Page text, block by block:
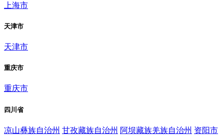
上海市
天津市
天津市
重庆市
重庆市
四川省
凉山彝族自治州 甘孜藏族自治州 阿坝藏族羌族自治州 资阳市